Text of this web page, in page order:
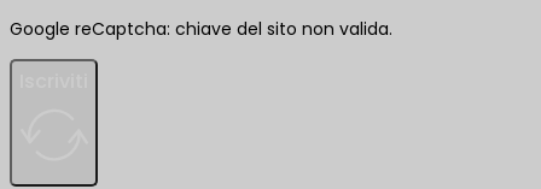
Google reCaptcha: chiave del sito non valida.